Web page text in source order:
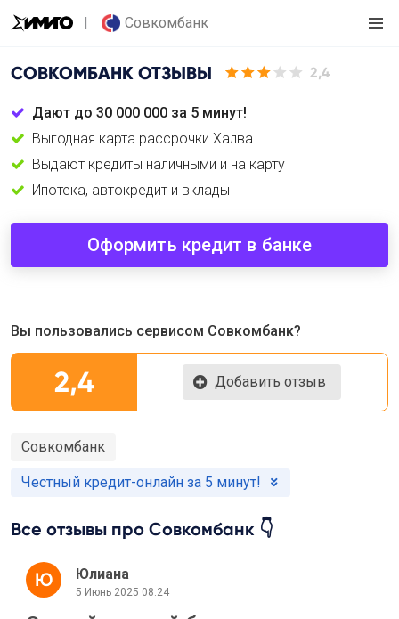
Совкомбанк
СОВКОМБАНК ОТЗЫВЫ 2,4
Дают до 30 000 000 за 5 минут!
Выгодная карта рассрочки Халва
Выдают кредиты наличными и на карту
Ипотека, автокредит и вклады
Оформить кредит в банке
Вы пользовались сервисом Совкомбанк?
2,4 Добавить отзыв
Совкомбанк
Честный кредит-онлайн за 5 минут!
Все отзывы про Совкомбанк 👇
Юлиана
5 Июнь 2025 08:24